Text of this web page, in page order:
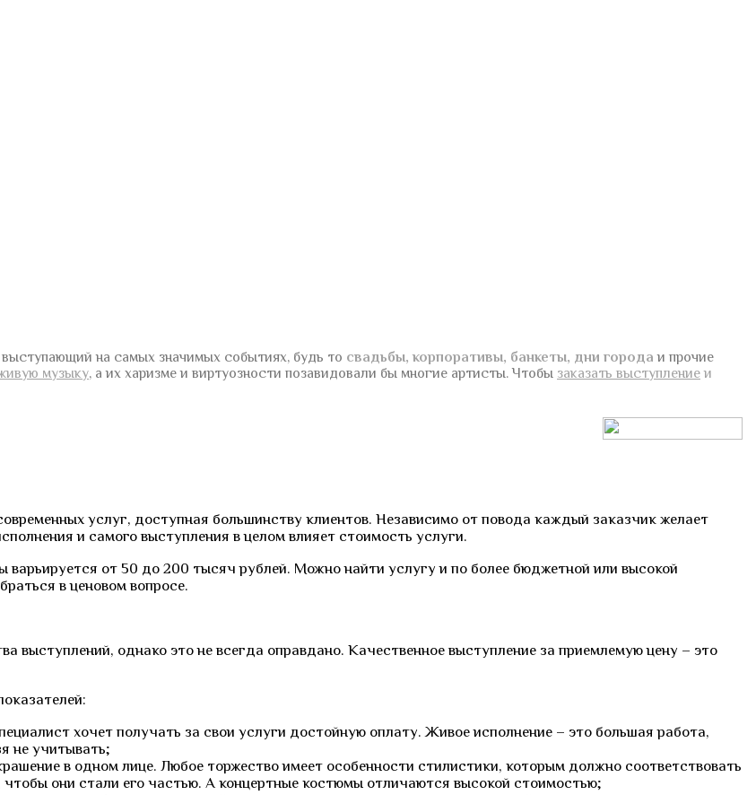
на самых значимых событиях, будь то свадьбы, корпоративы, банкеты, дни города и прочие
музыку, а их харизме и виртуозности позавидовали бы многие артисты.Чтобы заказать выступлениеи
услуг, доступная большинству клиентов. Независимо от повода каждый заказчик желает
и самого выступления в целом влияет стоимость услуги.
варьируется от 50 до 200 тысяч рублей. Можно найти услугу и по более бюджетной или высокой
в ценовом вопросе.
выступлений, однако это не всегда оправдано. Качественное выступление за приемлемую цену – это
хочет получать за свои услуги достойную оплату. Живое исполнение – это большая работа,
не учитывать;
в одном лице. Любое торжество имеет особенности стилистики, которым должно соответствовать
они стали его частью. А концертные костюмы отличаются высокой стоимостью;